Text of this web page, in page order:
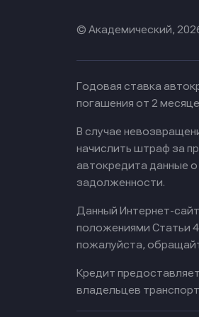
© Академический,
Годовая ставка
погашения от 2
В случае
начислить штраф за
автокредита данные
задолженности.
Данный Интернет-
положениями Статьи
пожалуйста,
Кредит
владельцев